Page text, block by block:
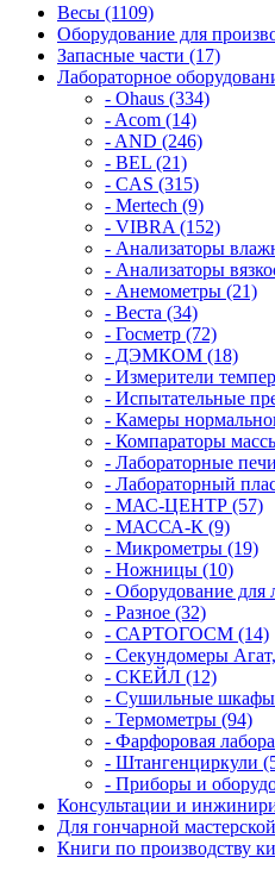
Весы (1109)
Оборудование для
Запасные части (17)
Лабораторное
- Ohaus (334)
- Acom (14)
- AND (246)
- BEL (21)
- CAS (315)
- Mertech (9)
- VIBRA (152)
- Анализаторы
- Анализаторы
- Анемометры (21)
- Веста (34)
- Госметр (72)
- ДЭМКОМ (18)
- Измерители
- Испытательные
- Камеры
- Компараторы
- Лабораторные
- Лабораторный
- МАС-ЦЕНТР (57)
- МАССА-К (9)
- Микрометры (19)
- Ножницы (10)
- Оборудование для
- Разное (32)
- САРТОГОСМ (14)
- Секундомеры
- СКЕЙЛ (12)
- Сушильные шкафы
- Термометры (94)
- Фарфоровая
- Штангенциркули
- Приборы и
Консультации и
Для гончарной
Книги по производству